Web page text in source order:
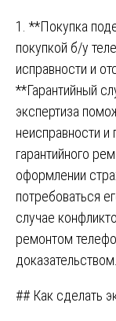
1. **Покупка
покупкой б/у
исправности и
**Гарантийный
экспертиза
неисправности
гарантийного
оформлении
потребоваться
случае
ремонтом
доказательством.
## Как сделать